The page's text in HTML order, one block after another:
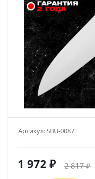
Артикул:SBU-0087
1 972 ₽ 2 817₽